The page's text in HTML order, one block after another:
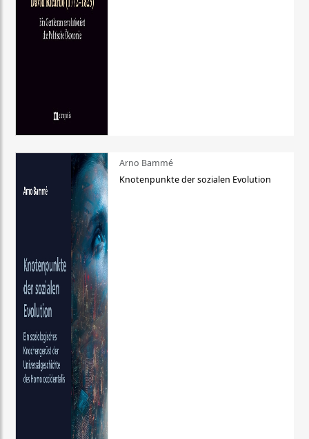
Arno Bammé
Knotenpunkte der sozialen Evolution